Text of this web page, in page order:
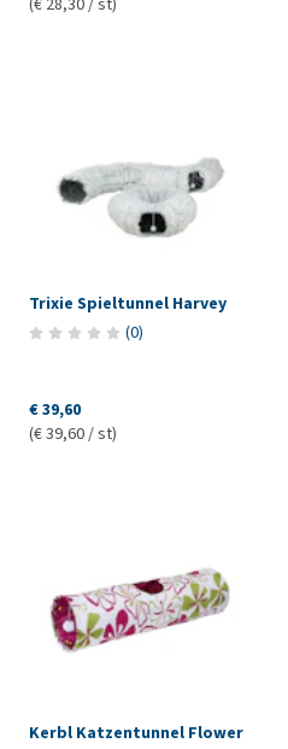
(€ 28,30 / st)
Trixie Spieltunnel Harvey
(0)
€ 39,60
(€ 39,60 / st)
Kerbl Katzentunnel Flower